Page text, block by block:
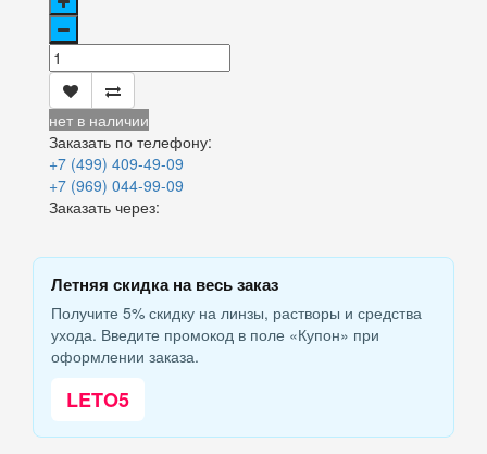
нет в наличии
Заказать по телефону:
+7 (499) 409-49-09
+7 (969) 044-99-09
Заказать через:
Летняя скидка на весь заказ
Получите 5% скидку на линзы, растворы и средства
ухода. Введите промокод в поле «Купон» при
оформлении заказа.
LETO5